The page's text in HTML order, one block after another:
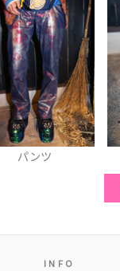
厚底シューズ
INFO